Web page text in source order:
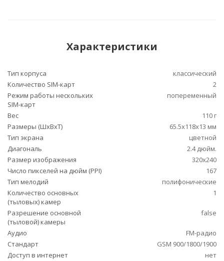
Характеристики
Тип корпуса
классический
Количество SIM-карт
2
Режим работы нескольких
SIM-карт
попеременный
Вес
110 г
Размеры (ШxВxТ)
65.5x118x13 мм
Тип экрана
цветной
Диагональ
2.4 дюйм.
Размер изображения
320x240
Число пикселей на дюйм (PPI)
167
Тип мелодий
полифонические
Количество основных
(тыловых) камер
1
Разрешение основной
(тыловой) камеры
false
Аудио
FM-радио
Стандарт
GSM 900/1800/1900
Доступ в интернет
нет